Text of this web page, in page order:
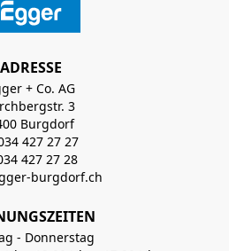
ADRESSE
+ Co. AG
3
Burgdorf
427 27 27
427 27 28
burgdorf.ch
- Donnerstag